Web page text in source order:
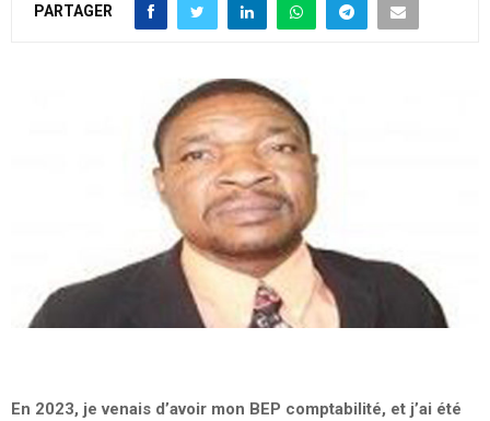
PARTAGER
En 2023, je venais d’avoir mon BEP comptabilité, et j’ai été